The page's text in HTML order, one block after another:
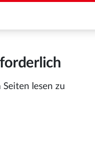
Seiten lesen zu